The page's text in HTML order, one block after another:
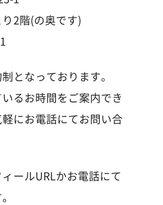
2階(の奥です)
となっております。
るお時間をご案内でき
にお電話にてお問い合
ールURLかお電話にて